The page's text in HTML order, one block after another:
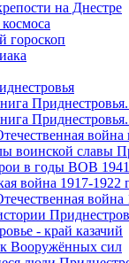
на Днестре
гороскоп
воинской славы
в годы ВОВ
война 1917-1922
война
- край казачий
Вооружённых сил